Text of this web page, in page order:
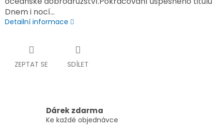
Dnem i nocí...
Detailní informace
ZEPTAT SE SDÍLET
Dárek zdarma
Ke každé objednávce